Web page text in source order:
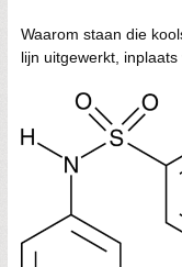
Waarom staan die
lijn uitgewerkt,